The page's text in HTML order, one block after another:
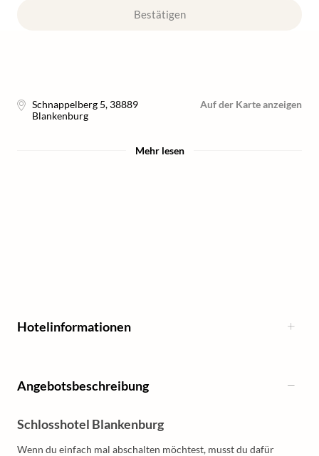
Bestätigen
Schnappelberg 5, 38889
Blankenburg
Auf der Karte anzeigen
Mehr lesen
Hotelinformationen
Angebotsbeschreibung
Schlosshotel Blankenburg
Wenn du einfach mal abschalten möchtest, musst du dafür